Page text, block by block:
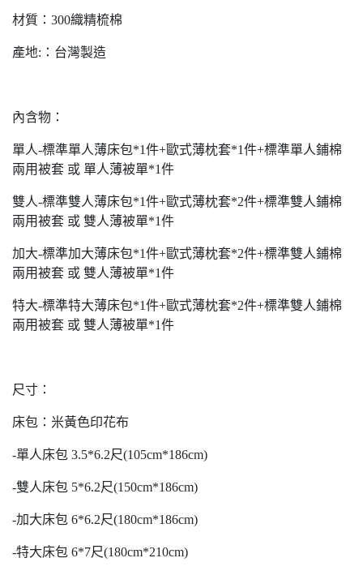
材質：300織精梳棉
產地:：台灣製造
內含物：
單人-標準單人薄床包*1件+歐式薄枕套*1件+標準單人鋪棉
兩用被套 或 單人薄被單*1件
雙人-標準雙人薄床包*1件+歐式薄枕套*2件+標準雙人鋪棉
兩用被套 或 雙人薄被單*1件
加大-標準加大薄床包*1件+歐式薄枕套*2件+標準雙人鋪棉
兩用被套 或 雙人薄被單*1件
特大-標準特大薄床包*1件+歐式薄枕套*2件+標準雙人鋪棉
兩用被套 或 雙人薄被單*1件
尺寸：
床包：米黃色印花布
-單人床包 3.5*6.2尺(105cm*186cm)
-雙人床包 5*6.2尺(150cm*186cm)
-加大床包 6*6.2尺(180cm*186cm)
-特大床包 6*7尺(180cm*210cm)